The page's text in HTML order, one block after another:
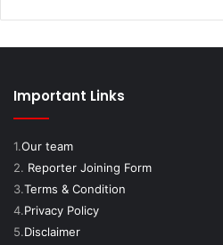
Important Links
1.Our team
2. Reporter Joining Form
3.Terms & Condition
4.Privacy Policy
5.Disclaimer